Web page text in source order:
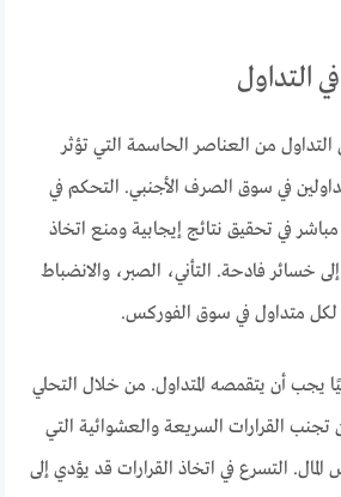
التداول
التداول من العناصر الحاسمة التي تؤثر
في سوق الصرف الأجنبي. التحكم في
في تحقيق نتائج إيجابية ومنع اتخاذ
خسائر فادحة. التأني، الصبر، والانضباط
لكل متداول في سوق الفوركس.
يجب أن يتقمصه المتداول. من خلال التحلي
تجنب القرارات السريعة والعشوائية التي
التسرع في اتخاذ القرارات قد يؤدي إلى